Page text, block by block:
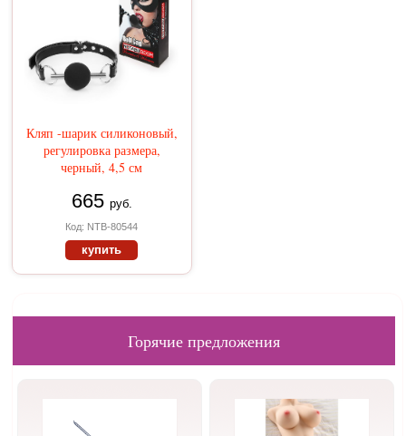
Кляп -шарик силиконовый,
регулировка размера,
черный, 4,5 см
665 руб.
Код: NTB-80544
купить
Горячие предложения